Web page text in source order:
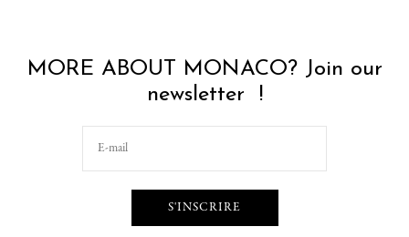
MORE ABOUT MONACO? Join our
newsletter !